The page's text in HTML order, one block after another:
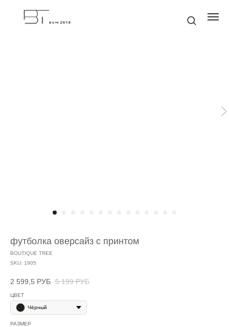
футболка оверсайз с принтом
BOUTIQUE TREE
SKU: 1905
2 599,5 РУБ 5 199 РУБ
ЦВЕТ
Чёрный
РАЗМЕР